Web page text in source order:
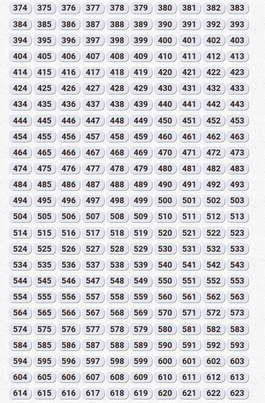
374
375 376 377 378 379 380 381 382
383
384
385 386 387 388 389 390 391 392
393
394
395 396 397 398 399 400 401 402
403
404
405 406 407 408 409 410 411 412
413
414
415 416 417 418 419 420 421 422
423
424
425 426 427 428 429 430 431 432
433
434
435 436 437 438 439 440 441 442
443
444
445 446 447 448 449 450 451 452
453
454
455 456 457 458 459 460 461 462
463
464
465 466 467 468 469 470 471 472
473
474
475 476 477 478 479 480 481 482
483
484
485 486 487 488 489 490 491 492
493
494
495 496 497 498 499 500 501 502
503
504
505 506 507 508 509 510 511 512
513
514
515 516 517 518 519 520 521 522
523
524
525 526 527 528 529 530 531 532
533
534
535 536 537 538 539 540 541 542
543
544
545 546 547 548 549 550 551 552
553
554
555 556 557 558 559 560 561 562
563
564
565 566 567 568 569 570 571 572
573
574
575 576 577 578 579 580 581 582
583
584
585 586 587 588 589 590 591 592
593
594
595 596 597 598 599 600 601 602
603
604
605 606 607 608 609 610 611 612
613
614
615 616 617 618 619 620 621 622 623